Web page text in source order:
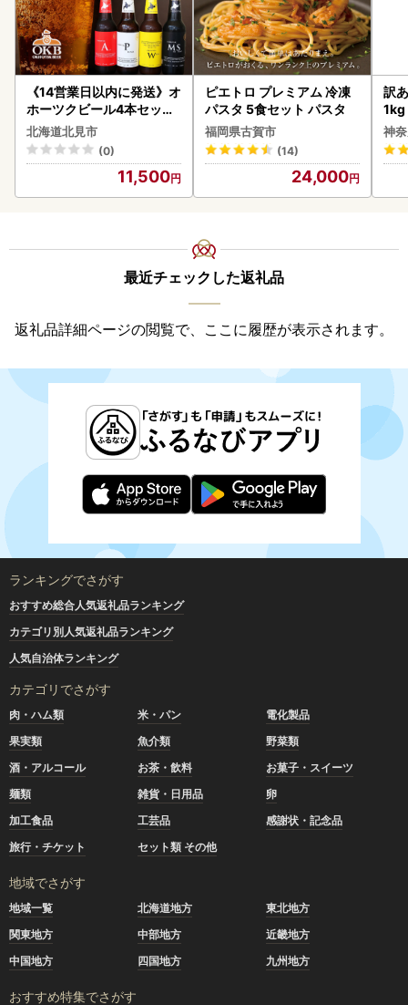
《14営業日以内に発送》オ
ホーツクビール4本セット
( 飲料 飲み物 お酒 ビール
クラフトビール 瓶ビール
贈答 ギフト 贈り物 お中元
御中元 お歳暮 御歳暮 お祝
い プレゼント モルトビー
北海道北見市
(0)
11,500
ピエトロ プレミアム 冷凍
パスタ 5食セット パスタ
福岡県古賀市
(14)
24,000
訳
1kg
神
最近チェックした返礼品
返礼品詳細ページの閲覧で、ここに履歴が表示されます。
ランキングでさがす
おすすめ総合人気返礼品ランキング
カテゴリ別人気返礼品ランキング
人気自治体ランキング
カテゴリでさがす
肉・ハム類 米・パン
電化製品
果実類
魚介類
野菜類
酒・アルコール
お茶・飲料
お菓子・スイーツ
麺類
雑貨・日用品
卵
加工食品
工芸品
感謝状・記念品
旅行・チケット
セット類 その他
地域でさがす
地域一覧 北海道地方
東北地方
関東地方
中部地方
近畿地方
中国地方
四国地方 九州地方
おすすめ特集でさがす